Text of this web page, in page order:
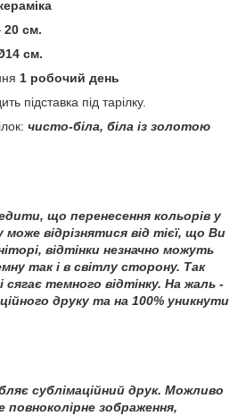
20 см.
см.
1 робочий день
підставка під тарілку.
чисто-біла, біла із золотою
що перенесення кольорів у
може відрізнятися від тієї, що Ви
відтінки незначно можуть
так і в світлу сторону. Так
сягає темного відтінку. На жаль -
друку та на 100% уникнути
сублімаційний друк. Можливо
повноколірне зображення,